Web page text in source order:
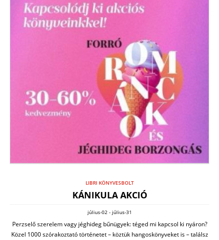
LIBRI KÖNYVESBOLT
KÁNIKULA AKCIÓ
július-02 - július-31
Perzselő szerelem vagy jéghideg bűnügyek: téged mi kapcsol ki nyáron?
Közel 1000 szórakoztató történetet – köztük hangoskönyveket is – találsz